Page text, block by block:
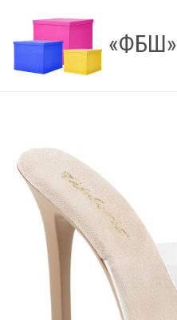
«ФБШ»